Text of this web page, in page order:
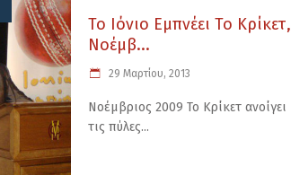
Το Ιόνιο Εμπνέει Το Κρίκετ,
Νοέμβ...
29 Μαρτίου, 2013
Νοέμβριος 2009 To Κρίκετ ανοίγει
τις πύλες